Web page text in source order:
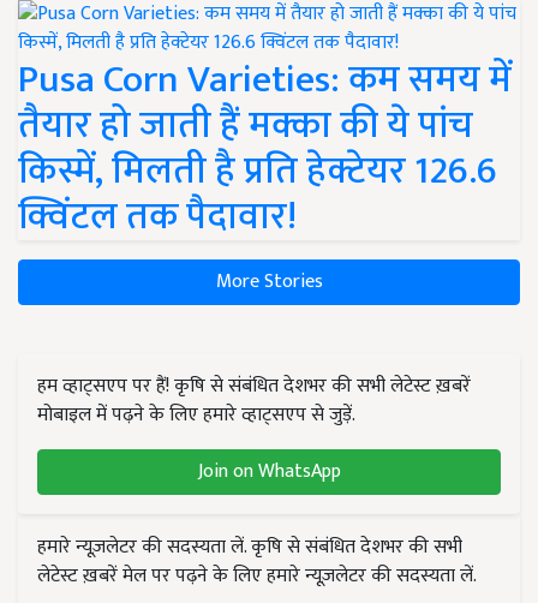
Pusa Corn Varieties: कम समय में
तैयार हो जाती हैं मक्का की ये पांच
किस्में, मिलती है प्रति हेक्टेयर 126.6
क्विंटल तक पैदावार!
More Stories
हम व्हाट्सएप पर हैं! कृषि से संबंधित देशभर की सभी लेटेस्ट ख़बरें
मोबाइल में पढ़ने के लिए हमारे व्हाट्सएप से जुड़ें.
Join on WhatsApp
हमारे न्यूज़लेटर की सदस्यता लें. कृषि से संबंधित देशभर की सभी
लेटेस्ट ख़बरें मेल पर पढ़ने के लिए हमारे न्यूज़लेटर की सदस्यता लें.